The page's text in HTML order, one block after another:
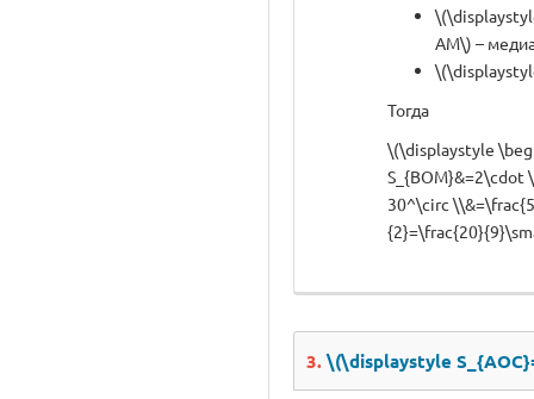
AM\) –
Тогда
\(\displaystyle
30^\circ
3.\(\displaystyle